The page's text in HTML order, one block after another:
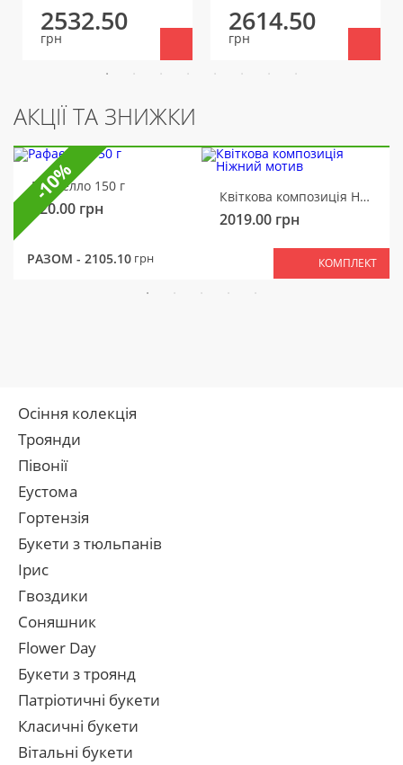
2532.50
грн
2614.50
грн
АКЦІЇ ТА ЗНИЖКИ
Рафаелло 150 г
320.00 грн
Квіткова композиція Ніжний мотив
2019.00 грн
РАЗОМ - 2105.10 грн КОМПЛЕКТ
-10%
Осіння колекція
Троянди
Півонії
Еустома
Гортензія
Букети з тюльпанів
Ірис
Гвоздики
Соняшник
Flower Day
Букети з троянд
Патріотичні букети
Класичні букети
Вітальні букети